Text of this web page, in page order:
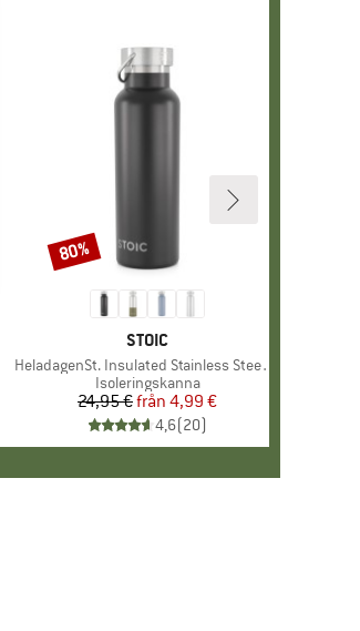
VARUMÄRKE
STOIC
Produkter
HeladagenSt. Insulated Stainless Steel Bottle 500
Produktgrupp
Isoleringskanna
Pris
24,95 € Reducerat pris
från 4,99 €
4,6(20)
Rabatt
80%